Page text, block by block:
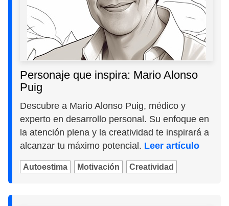
Personaje que inspira: Mario Alonso
Puig
Descubre a Mario Alonso Puig, médico y
experto en desarrollo personal. Su enfoque en
la atención plena y la creatividad te inspirará a
alcanzar tu máximo potencial. Leer artículo
Autoestima Motivación Creatividad